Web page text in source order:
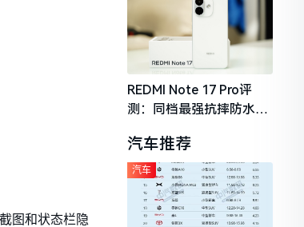
图和状态栏隐
REDMI Note 17 Pro评
测：同档最强抗摔防水，
守门员
汽车推荐
汽车